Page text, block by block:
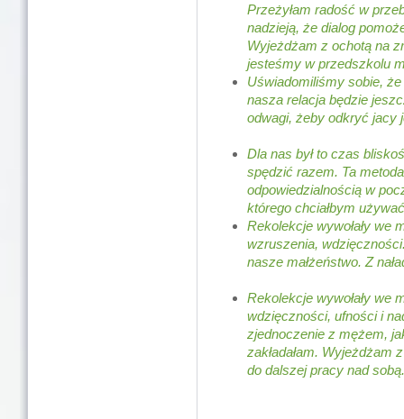
Przeżyłam radość w
nadzieją, że dialog
Wyjeżdżam z ochotą na
jesteśmy w
Uświadomiliśmy sobie,
nasza relacja będzie
odwagi, żeby
Dla nas był to czas
spędzić razem. Ta
odpowiedzialnością w
którego
Rekolekcje wywołały we
wzruszenia,
nasze
Rekolekcje wywołały we
wdzięczności, ufności i
zjednoczenie z mężem,
zakładałam. Wyjeżdżam
do dalszej pracy nad